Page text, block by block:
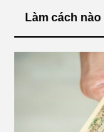
Làm cách